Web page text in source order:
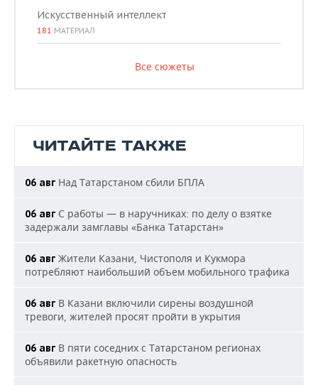
Искусственный интеллект
181 МАТЕРИАЛ
Все сюжеты
ЧИТАЙТЕ ТАКЖЕ
06 авг Над Татарстаном сбили БПЛА
06 авг С работы — в наручниках: по делу о взятке
задержали замглавы «Банка Татарстан»
06 авг Жители Казани, Чистополя и Кукмора
потребляют наибольший объем мобильного трафика
06 авг В Казани включили сирены воздушной
тревоги, жителей просят пройти в укрытия
06 авг В пяти соседних с Татарстаном регионах
объявили ракетную опасность